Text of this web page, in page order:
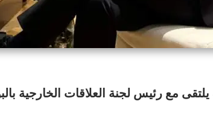
مع رئيس لجنة العلاقات الخارجية